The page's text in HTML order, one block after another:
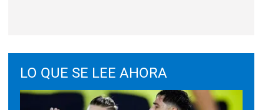
LO QUE SE LEE AHORA